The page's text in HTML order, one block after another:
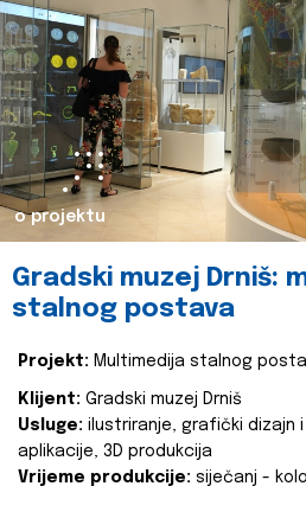
o projektu
Gradski muzej Drniš:
stalnog postava
Projekt: Multimedija stalnog
Klijent: Gradski muzej Drniš
Usluge: ilustriranje, grafički dizajn i
aplikacije, 3D produkcija
Vrijeme produkcije: siječanj -